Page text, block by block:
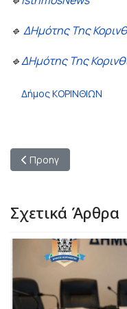
🔹 ΔΗμότης Της
🔹ΔΗμότης Της
Δήμος ΚΟΡΙΝΘΙΩΝ
Προηγούμενο άρθρο:
Προηγ
Σχετικά Άρθρα